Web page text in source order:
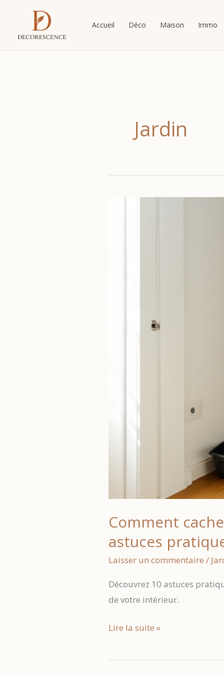
contenu
Accueil Déco Maison Immo
Jardin
Comment
astuces
Laisser un commentaire /
Découvrez 10 astuces
de votre intérieur.
Comment
un
Lire la suite »